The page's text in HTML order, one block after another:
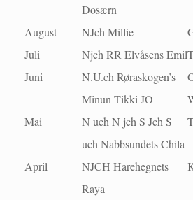
Dosærn
August NJch Millie
Juli
Njch RR Elvåsens Emil
Juni
N.U.ch Røraskogen’s
Minun Tikki JO
Mai
N uch N jch S Jch S
uch Nabbsundets Chila
April
NJCH Harehegnets
Raya